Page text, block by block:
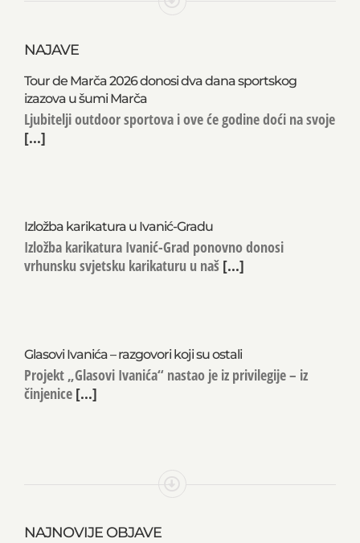
NAJAVE
Tour de Marča 2026 donosi dva dana sportskog
izazova u šumi Marča
Ljubitelji outdoor sportova i ove će godine doći na svoje
[...]
Izložba karikatura u Ivanić-Gradu
Izložba karikatura Ivanić-Grad ponovno donosi
vrhunsku svjetsku karikaturu u naš [...]
Glasovi Ivanića – razgovori koji su ostali
Projekt „Glasovi Ivanića“ nastao je iz privilegije – iz
činjenice [...]
NAJNOVIJE OBJAVE